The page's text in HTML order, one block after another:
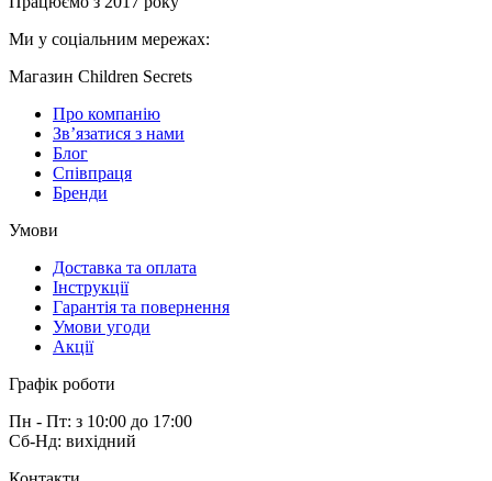
Ми у соціальним мережах:
Магазин Children Secrets
Про компанію
Зв’язатися з нами
Блог
Співпраця
Бренди
Умови
Доставка та оплата
Інструкції
Гарантія та повернення
Умови угоди
Акції
Графік роботи
Пн - Пт: з 10:00 до 17:00
Сб-Нд: вихідний